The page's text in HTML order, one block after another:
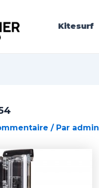
Kitesurf
/ Par admin